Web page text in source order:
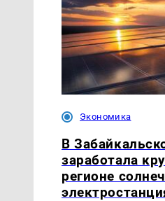
Экономика
В
заработала
регионе